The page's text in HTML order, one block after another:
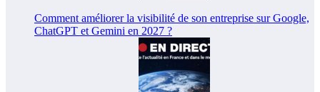
Comment améliorer la visibilité de son entreprise sur Google,
ChatGPT et Gemini en 2027 ?